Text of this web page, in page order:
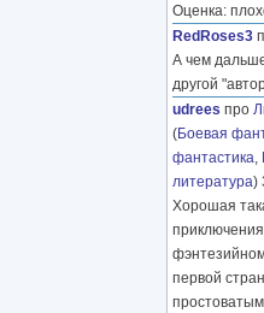
Оценка:
RedRoses3
А чем
другой
udrees про
(Боевая
фантастика,
литература)
Хорошая
первой